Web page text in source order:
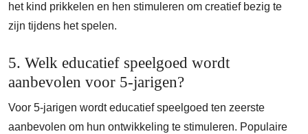
het kind prikkelen en hen stimuleren om creatief bezig te
zijn tijdens het spelen.
5. Welk educatief speelgoed wordt
aanbevolen voor 5-jarigen?
Voor 5-jarigen wordt educatief speelgoed ten zeerste
aanbevolen om hun ontwikkeling te stimuleren. Populaire